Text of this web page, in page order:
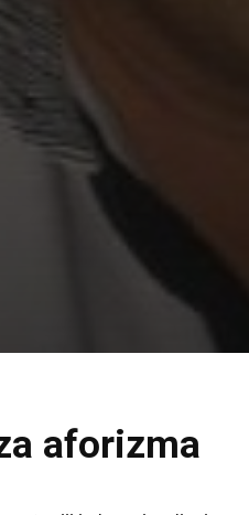
aforizma